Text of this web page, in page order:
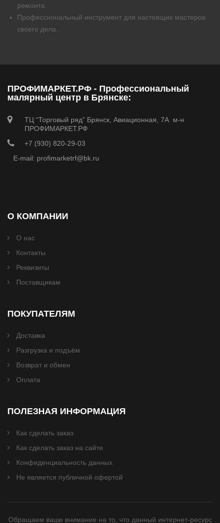
ремонта.
Профессиональный инструмент для настоящих мастеров
своего дела.
ПРОФИМАРКЕТ.РФ - Профессиональный
малярный центр в Брянске:
ТЦ “Торговый ряд” Брянск, Авиационная, 7А м-н
ПРОФИМАРКЕТ.РФ
+7 (930) 820-29-03
E-mail: profimarketrf@bk.ru
О КОМПАНИИ
О нас
Контакты
Реквизиты
Поставщикам
ПОКУПАТЕЛЯМ
Доставка
Разгрузка и подъём
Возврат и обмен
Оплата
ПОЛЕЗНАЯ ИНФОРМАЦИЯ
Как сделать заказ
Как сделать заказ на сайте
Конфиденциальность данных
Не является публичной офертой
Обращаем ваше внимание на то, что данный интернет-ресурс